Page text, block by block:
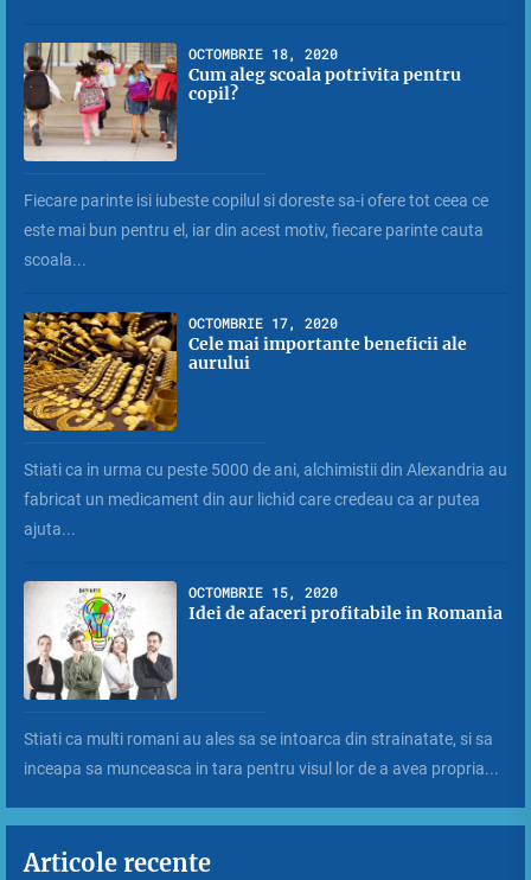
OCTOMBRIE 18, 2020
Cum aleg scoala potrivita pentru
copil?
Fiecare parinte isi iubeste copilul si doreste sa-i ofere tot ceea ce
este mai bun pentru el, iar din acest motiv, fiecare parinte cauta
scoala...
OCTOMBRIE 17, 2020
Cele mai importante beneficii ale
aurului
Stiati ca in urma cu peste 5000 de ani, alchimistii din Alexandria au
fabricat un medicament din aur lichid care credeau ca ar putea
ajuta...
OCTOMBRIE 15, 2020
Idei de afaceri profitabile in Romania
Stiati ca multi romani au ales sa se intoarca din strainatate, si sa
inceapa sa munceasca in tara pentru visul lor de a avea propria...
Articole recente